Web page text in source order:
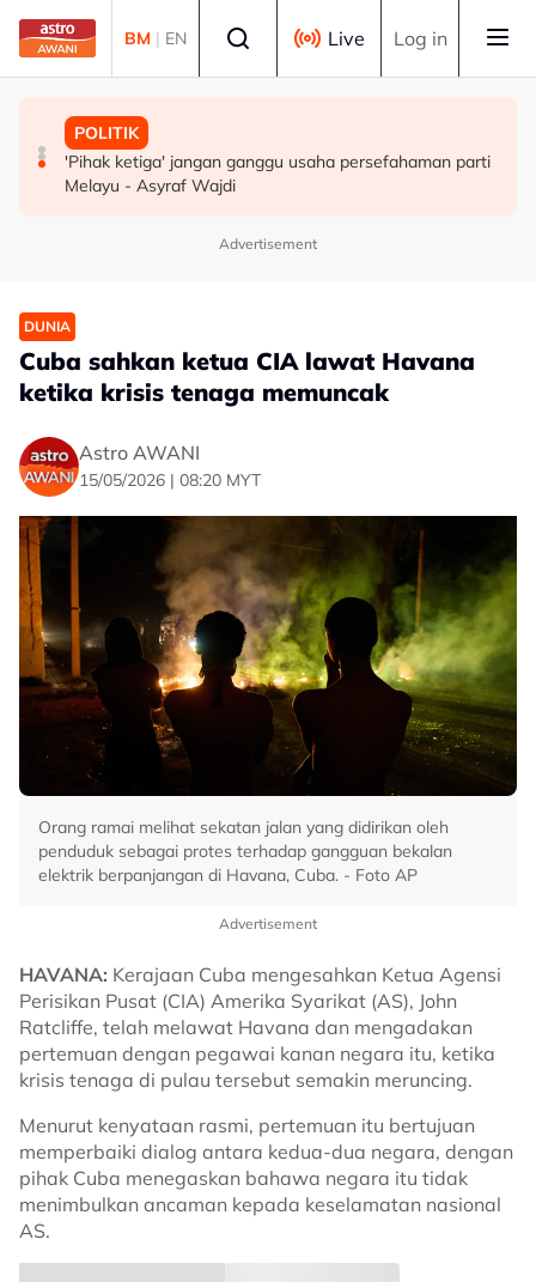
Skip to main content
BM | EN Live Log in
MALAYSIA
Penjawat awam Sarawak bakal terima BKK dua bulan
gaji - Abang Johari
MALAYSIA
Kerajaan pastikan syor, dapatan RCI Tabung Haji
disiasat tuntas tanpa kompromi - PM Anwar
POLITIK
'Pihak ketiga' jangan ganggu usaha persefahaman parti
Melayu - Asyraf Wajdi
Advertisement
DUNIA
Cuba sahkan ketua CIA lawat Havana
ketika krisis tenaga memuncak
Astro AWANI
15/05/2026 | 08:20 MYT
Orang ramai melihat sekatan jalan yang didirikan oleh
penduduk sebagai protes terhadap gangguan bekalan
elektrik berpanjangan di Havana, Cuba. - Foto AP
Advertisement
HAVANA: Kerajaan Cuba mengesahkan Ketua Agensi
Perisikan Pusat (CIA) Amerika Syarikat (AS), John
Ratcliffe, telah melawat Havana dan mengadakan
pertemuan dengan pegawai kanan negara itu, ketika
krisis tenaga di pulau tersebut semakin meruncing.
Menurut kenyataan rasmi, pertemuan itu bertujuan
memperbaiki dialog antara kedua-dua negara, dengan
pihak Cuba menegaskan bahawa negara itu tidak
menimbulkan ancaman kepada keselamatan nasional
AS.